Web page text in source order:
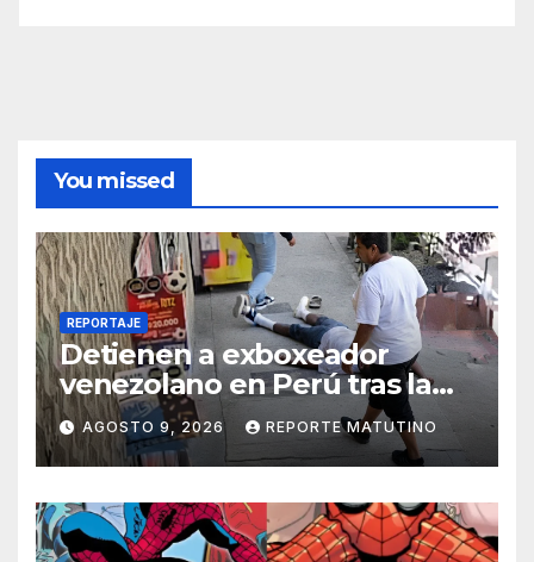
You missed
REPORTAJE
Detienen a exboxeador
venezolano en Perú tras la
muerte de mototaxista
durante una riña
AGOSTO 9, 2026 REPORTE MATUTINO